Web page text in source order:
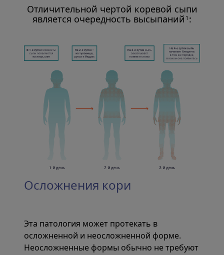
Отличительной чертой коревой сыпи
является очередность высыпаний 1 :
Осложнения кори
Эта патология может протекать в
осложненной и неосложненной форме.
Неосложненные формы обычно не требуют